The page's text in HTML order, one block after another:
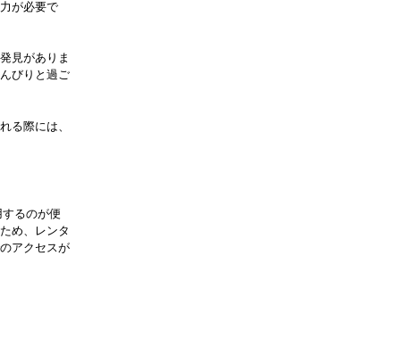
が必要で
見がありま
びりと過ご
る際には、
るのが便
め、レンタ
アクセスが